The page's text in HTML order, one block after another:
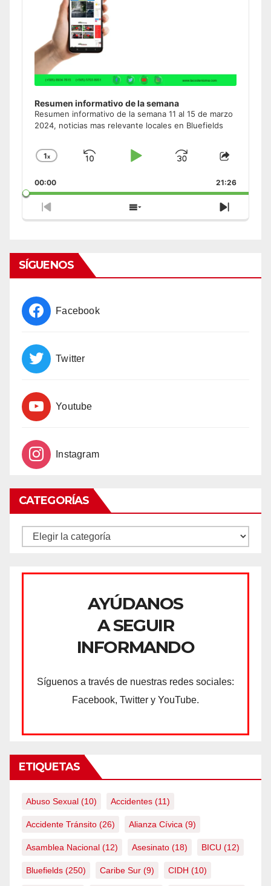
Resumen informativo de la semana
Resumen informativo de la semana 11 al 15 de marzo
2024, noticias mas relevante locales en Bluefields
Change
Rate
1x
Skip
Play
Jump
Forward
Share
Episode
00:00 21:26
Previous
Episode
Show
Episodes
Next
Episode
SÍGUENOS
Facebook
Twitter
Youtube
Instagram
CATEGORÍAS
CATEGORÍAS
AYÚDANOS
A SEGUIR
INFORMANDO
Síguenos a través de nuestras redes sociales:
Facebook, Twitter y YouTube.
ETIQUETAS
Abuso Sexual (10) Accidentes (11)
Accidente Tránsito (26) Alianza Cívica (9)
Asamblea Nacional (12) Asesinato (18) BICU (12)
Bluefields (250) Caribe Sur (9) CIDH (10)